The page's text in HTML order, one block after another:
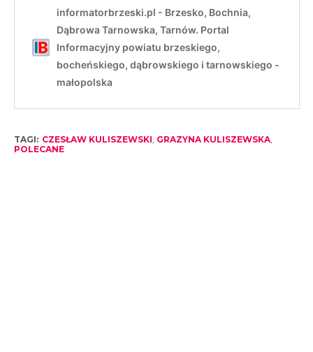
TAGI: CZESŁAW KULISZEWSKI, GRAZYNA KULISZEWSKA,
POLECANE